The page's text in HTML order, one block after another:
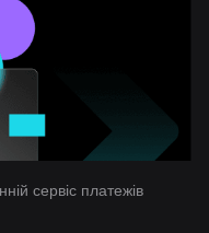
сервіс платежів